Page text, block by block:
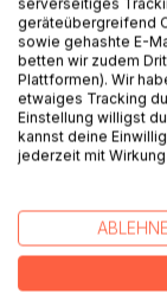
Dieses Buch
Kräfte wirken:
Versteinerung,
Illusion. Beide
Zeit - oft
In klarer,
spirituelle
und innerer
der Analyse
Es führt zu einer
Wie kann der
serverseitiges
geräteübergreifend
sowie gehashte E-
betten wir zudem
Plattformen). Wir
etwaiges Tracking
Einstellung willigst
kannst deine
jederzeit mit